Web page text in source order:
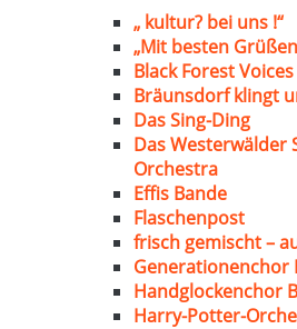
„ kultur? bei uns !“
„Mit besten
Black Forest
Bräunsdorf klingt
Das Sing-Ding
Das Westerwälder
Orchestra
Effis Bande
Flaschenpost
frisch gemischt –
Generationenchor
Handglockenchor
Harry-Potter-